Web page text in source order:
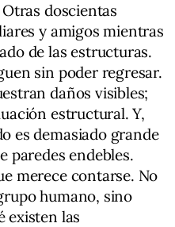
doscientas
y amigos mientras
de las estructuras.
sin poder regresar.
daños visibles;
estructural. Y,
es demasiado grande
paredes endebles.
merece contarse. No
humano, sino
existen las